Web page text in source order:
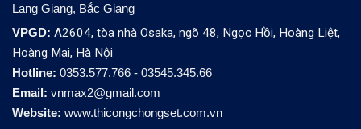
Lạng Giang, Bắc Giang
VPGD: A2604, tòa nhà Osaka, ngõ 48, Ngọc Hồi, Hoàng Liệt,
Hoàng Mai, Hà Nội
Hotline: 0353.577.766 - 03545.345.66
Email: vnmax2@gmail.com
Website: www.thicongchongset.com.vn